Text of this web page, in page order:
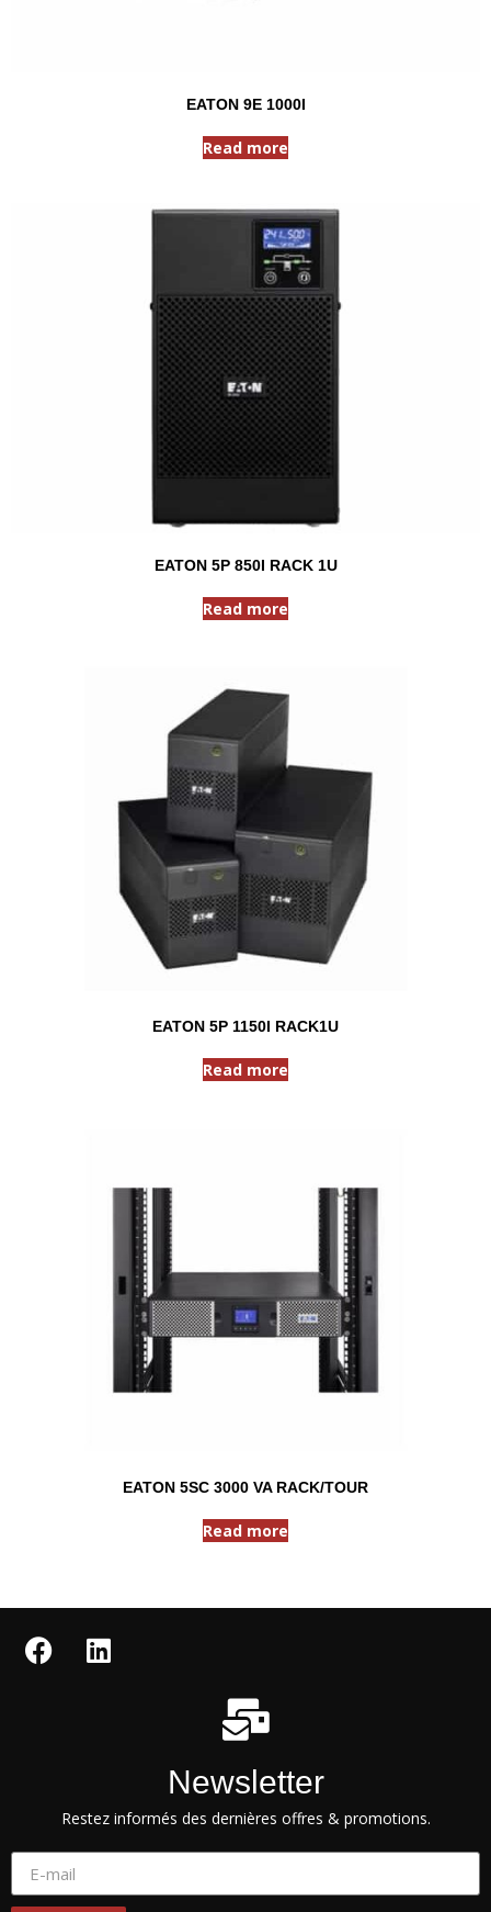
EATON 9E 1000I
Read more
EATON 5P 850I RACK 1U
Read more
EATON 5P 1150I RACK1U
Read more
EATON 5SC 3000 VA RACK/TOUR
Read more
Newsletter
Restez informés des dernières offres & promotions.